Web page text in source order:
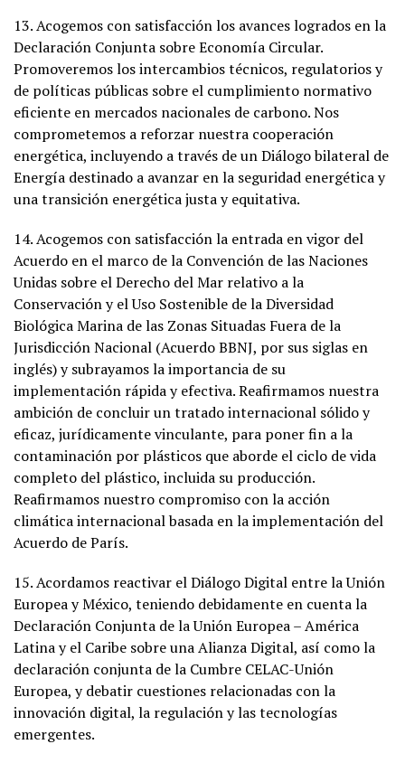
13. Acogemos con satisfacción los avances logrados en la
Declaración Conjunta sobre Economía Circular.
Promoveremos los intercambios técnicos, regulatorios y
de políticas públicas sobre el cumplimiento normativo
eficiente en mercados nacionales de carbono. Nos
comprometemos a reforzar nuestra cooperación
energética, incluyendo a través de un Diálogo bilateral de
Energía destinado a avanzar en la seguridad energética y
una transición energética justa y equitativa.
14. Acogemos con satisfacción la entrada en vigor del
Acuerdo en el marco de la Convención de las Naciones
Unidas sobre el Derecho del Mar relativo a la
Conservación y el Uso Sostenible de la Diversidad
Biológica Marina de las Zonas Situadas Fuera de la
Jurisdicción Nacional (Acuerdo BBNJ, por sus siglas en
inglés) y subrayamos la importancia de su
implementación rápida y efectiva. Reafirmamos nuestra
ambición de concluir un tratado internacional sólido y
eficaz, jurídicamente vinculante, para poner fin a la
contaminación por plásticos que aborde el ciclo de vida
completo del plástico, incluida su producción.
Reafirmamos nuestro compromiso con la acción
climática internacional basada en la implementación del
Acuerdo de París.
15. Acordamos reactivar el Diálogo Digital entre la Unión
Europea y México, teniendo debidamente en cuenta la
Declaración Conjunta de la Unión Europea – América
Latina y el Caribe sobre una Alianza Digital, así como la
declaración conjunta de la Cumbre CELAC-Unión
Europea, y debatir cuestiones relacionadas con la
innovación digital, la regulación y las tecnologías
emergentes.